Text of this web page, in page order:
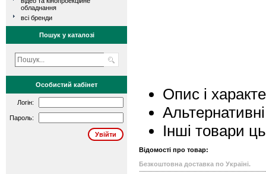
обладнання
всі бренди
Пошук у каталозі
Особистий кабінет
Логін:
Пароль:
Опис і
Інші товари
Відомості про товар:
Безкоштовна доставка по Україні.